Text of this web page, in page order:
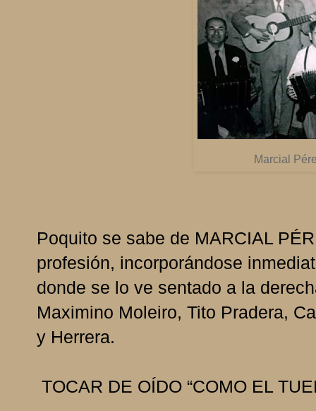
Marcial
Poquito se sabe de MARCIAL
profesión, incorporándose
donde se lo ve sentado a la
Maximino Moleiro, Tito Pradera,
y Herrera.
TOCAR DE OÍDO “COMO EL